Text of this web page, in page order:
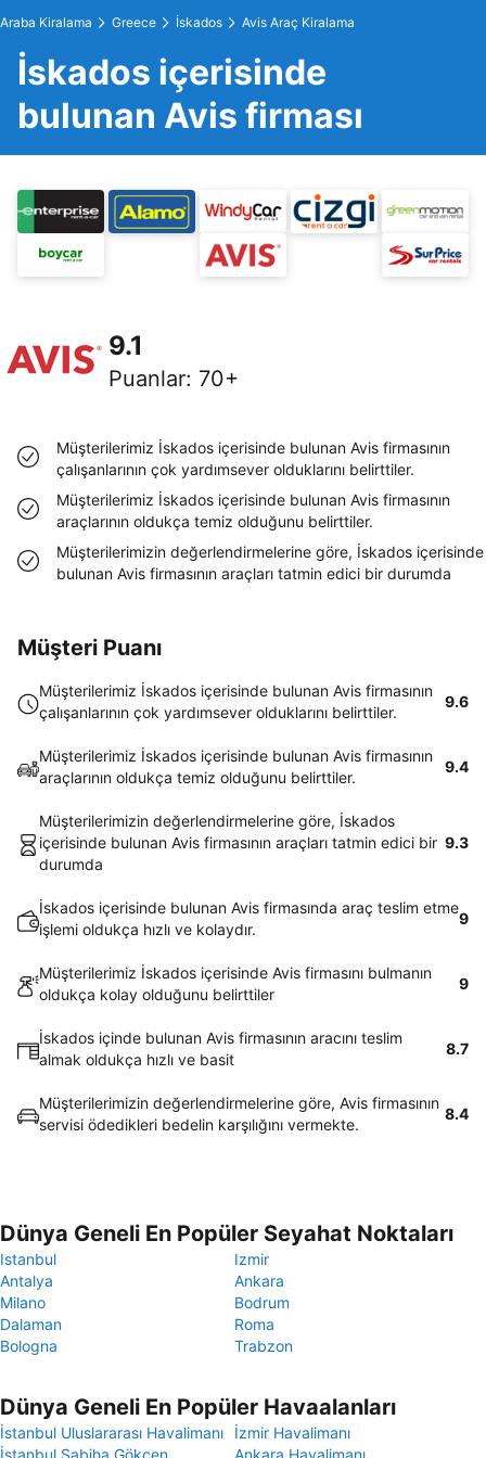
Araba Kiralama Greece İskados Avis Araç Kiralama
İskados içerisinde
bulunan Avis firması
9.1
Puanlar: 70+
Müşterilerimiz İskados içerisinde bulunan Avis firmasının
çalışanlarının çok yardımsever olduklarını belirttiler.
Müşterilerimiz İskados içerisinde bulunan Avis firmasının
araçlarının oldukça temiz olduğunu belirttiler.
Müşterilerimizin değerlendirmelerine göre, İskados içerisinde
bulunan Avis firmasının araçları tatmin edici bir durumda
Müşteri Puanı
Müşterilerimiz İskados içerisinde bulunan Avis firmasının
çalışanlarının çok yardımsever olduklarını belirttiler.
9.6
Müşterilerimiz İskados içerisinde bulunan Avis firmasının
araçlarının oldukça temiz olduğunu belirttiler.
9.4
Müşterilerimizin değerlendirmelerine göre, İskados
içerisinde bulunan Avis firmasının araçları tatmin edici bir
durumda
9.3
İskados içerisinde bulunan Avis firmasında araç teslim etme
işlemi oldukça hızlı ve kolaydır.
9
Müşterilerimiz İskados içerisinde Avis firmasını bulmanın
oldukça kolay olduğunu belirttiler
9
İskados içinde bulunan Avis firmasının aracını teslim
almak oldukça hızlı ve basit
8.7
Müşterilerimizin değerlendirmelerine göre, Avis firmasının
servisi ödedikleri bedelin karşılığını vermekte.
8.4
Dünya Geneli En Popüler Seyahat Noktaları
Istanbul
Izmir
Antalya
Ankara
Milano
Bodrum
Dalaman
Roma
Bologna
Trabzon
Dünya Geneli En Popüler Havaalanları
İstanbul Uluslararası Havalimanı
İzmir Havalimanı
İstanbul Sabiha Gökçen
Ankara Havalimanı